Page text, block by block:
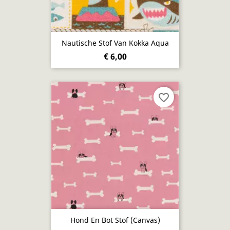
Nautische Stof Van Kokka Aqua
€ 6,00
Hond En Bot Stof (canvas)
favorite_border